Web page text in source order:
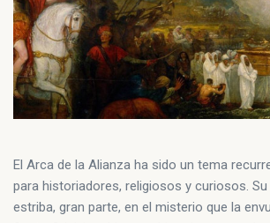
El Arca de la Alianza ha sido un tema
para historiadores, religiosos y curiosos.
estriba, gran parte, en el misterio que la